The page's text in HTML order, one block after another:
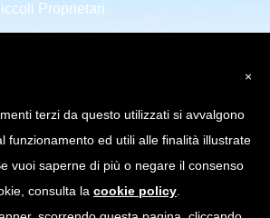
Proprietari
(MI)
|
×
terzi da questo utilizzati si avvalgono
funzionamento ed utili alle finalità illustrate
vuoi saperne di più o negare il consenso
consulta la cookie policy